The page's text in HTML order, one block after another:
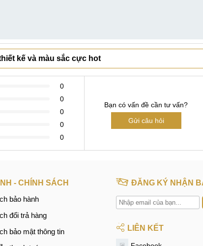
kế và màu sắc cực hot
0
0
0
0
0
Bạn có vấn đề cần tư vấn?
Gửi câu hỏi
- CHÍNH SÁCH
bảo hành
đổi trả hàng
bảo mật thông tin
ĐĂNG KÝ NHẬN
LIÊN KẾT